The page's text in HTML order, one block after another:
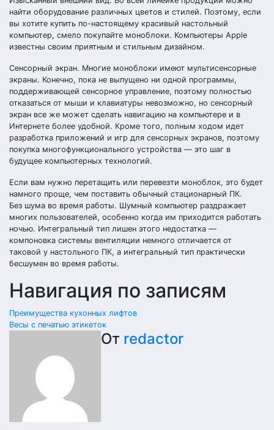
найти оборудование различных цветов и стилей. Поэтому, если
вы хотите купить по-настоящему красивый настольный
компьютер, смело покупайте моноблоки. Компьютеры Apple
известны своим приятным и стильным дизайном.
Сенсорный экран. Многие моноблоки имеют мультисенсорные
экраны. Конечно, пока не выпущено ни одной программы,
поддерживающей сенсорное управление, поэтому полностью
отказаться от мыши и клавиатуры невозможно, но сенсорный
экран все же может сделать навигацию на компьютере и в
Интернете более удобной. Кроме того, полным ходом идет
разработка приложений и игр для сенсорных экранов, поэтому
покупка многофункционального устройства — это шаг в
будущее компьютерных технологий.
Если вам нужно перетащить или перевезти моноблок, это будет
намного проще, чем поставить обычный стационарный ПК.
Без шума во время работы. Шумный компьютер раздражает
многих пользователей, особенно когда им приходится работать
ночью. Интегральный тип лишен этого недостатка —
компоновка системы вентиляции немного отличается от
таковой у настольного ПК, а интегральный тип практически
бесшумен во время работы.
Навигация по записям
Преимущества кухонных лифтов
Весы с печатью этикеток
От redactor